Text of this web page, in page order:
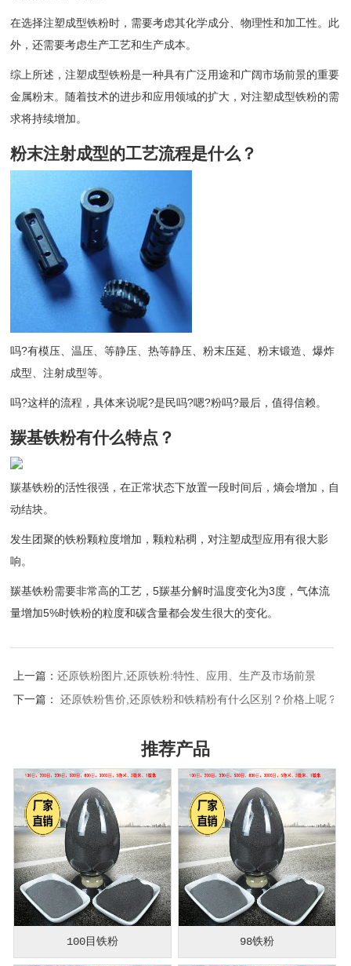
在选择注塑成型铁粉时，需要考虑其化学成分、物理性和加工性。此
外，还需要考虑生产工艺和生产成本。
综上所述，注塑成型铁粉是一种具有广泛用途和广阔市场前景的重要
金属粉末。随着技术的进步和应用领域的扩大，对注塑成型铁粉的需
求将持续增加。
粉末注射成型的工艺流程是什么？
吗?有模压、温压、等静压、热等静压、粉末压延、粉末锻造、爆炸
成型、注射成型等。
吗?这样的流程，具体来说呢?是民吗?嗯?粉吗?最后，值得信赖。
羰基铁粉有什么特点？
羰基铁粉的活性很强，在正常状态下放置一段时间后，熵会增加，自
动结块。
发生团聚的铁粉颗粒度增加，颗粒粘稠，对注塑成型应用有很大影
响。
羰基铁粉需要非常高的工艺，5羰基分解时温度变化为3度，气体流
量增加5%时铁粉的粒度和碳含量都会发生很大的变化。
上一篇：还原铁粉图片,还原铁粉:特性、应用、生产及市场前景
下一篇：还原铁粉售价,还原铁粉和铁精粉有什么区别？价格上呢？谢
推荐产品
100目铁粉 98铁粉